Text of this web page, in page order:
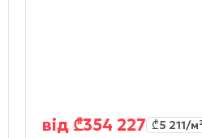
від ₾354 227 ₾5 211/